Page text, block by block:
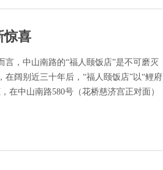
惊喜
言，中山南路的“福人颐饭店”是不可磨灭
在阔别近三十年后，“福人颐饭店”以“鲤府
在中山南路580号（花桥慈济宫正对面）